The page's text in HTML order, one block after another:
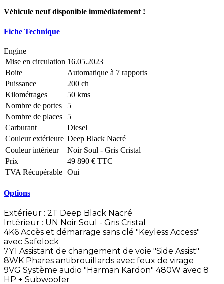
Véhicule neuf disponible immédiatement !
Fiche Technique
Engine
Mise en circulation 16.05.2023
Boite
Automatique à 7 rapports
Puissance
200 ch
Kilométrages
50 kms
Nombre de portes
5
Nombre de places
5
Carburant
Diesel
Couleur extérieure Deep Black Nacré
Couleur intérieur
Noir Soul - Gris Cristal
Prix
49 890 € TTC
TVA Récupérable Oui
Options
Extérieur : 2T Deep Black Nacré
Intérieur : UN Noir Soul - Gris Cristal
4K6 Accès et démarrage sans clé "Keyless Access"
avec Safelock
7Y1 Assistant de changement de voie "Side Assist"
8WK Phares antibrouillards avec feux de virage
9VG Système audio "Harman Kardon" 480W avec 8
HP + Subwoofer